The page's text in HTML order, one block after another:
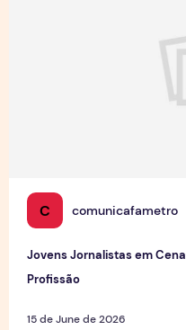
C comunicafametro
Jovens Jornalistas em
Profissão
15 de June de 2026